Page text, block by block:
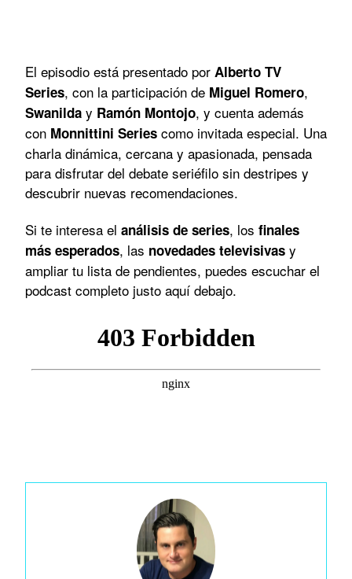
El episodio está presentado por Alberto TV
Series, con la participación de Miguel Romero,
Swanilda y Ramón Montojo, y cuenta además
con Monnittini Series como invitada especial. Una
charla dinámica, cercana y apasionada, pensada
para disfrutar del debate seriéfilo sin destripes y
descubrir nuevas recomendaciones.
Si te interesa el análisis de series, los finales
más esperados, las novedades televisivas y
ampliar tu lista de pendientes, puedes escuchar el
podcast completo justo aquí debajo.